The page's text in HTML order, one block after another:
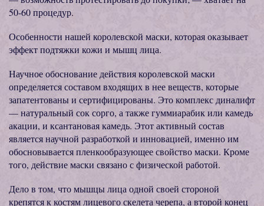
50-60 процедур.
Особенности нашей королевской маски, которая оказывает
эффект подтяжки кожи и мышц лица.
Научное обоснование действия королевской маски
определяется составом входящих в нее веществ, которые
запатентованы и сертифицированы. Это комплекс диналифт
— натуральный сок сорго, а также гуммиарабик или камедь
акации, и ксантановая камедь. Этот активный состав
является научной разработкой и инновацией, именно им
обосновывается пленкообразующее свойство маски. Кроме
того, действие маски связано с физической работой.
Дело в том, что мышцы лица одной своей стороной
крепятся к костям лицевого скелета черепа, а второй конец